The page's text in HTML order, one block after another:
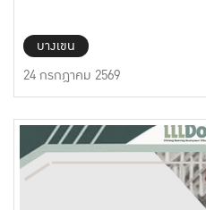
บางเขน
24 กรกฎาคม 2569